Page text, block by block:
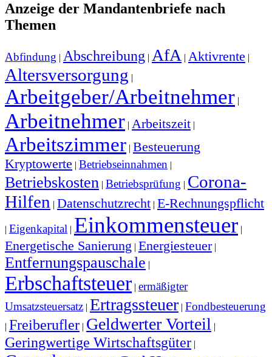
Anzeige der Mandantenbriefe nach
Themen
Abfindung | Abschreibung | AfA | Aktivrente |
Altersversorgung |
Arbeitgeber/Arbeitnehmer |
Arbeitnehmer | Arbeitszeit |
Arbeitszimmer | Besteuerung
Kryptowerte | Betriebseinnahmen |
Betriebskosten | Betriebsprüfung | Corona-
Hilfen | Datenschutzrecht | E-Rechnungspflicht
| Eigenkapital | Einkommensteuer |
Energetische Sanierung | Energiesteuer|
Entfernungspauschale |
Erbschaftsteuer | ermäßigter
Umsatzsteuersatz | Ertragssteuer | Fondbesteuerung
| Freiberufler | Geldwerter Vorteil |
Geringwertige Wirtschaftsgüter |